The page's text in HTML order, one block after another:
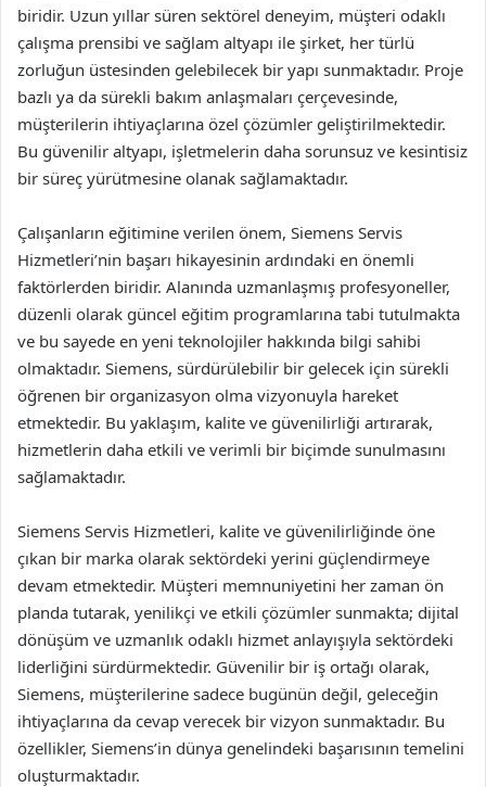
biridir. Uzun yıllar süren sektörel deneyim, müşteri odaklı
çalışma prensibi ve sağlam altyapı ile şirket, her türlü
zorluğun üstesinden gelebilecek bir yapı sunmaktadır. Proje
bazlı ya da sürekli bakım anlaşmaları çerçevesinde,
müşterilerin ihtiyaçlarına özel çözümler geliştirilmektedir.
Bu güvenilir altyapı, işletmelerin daha sorunsuz ve kesintisiz
bir süreç yürütmesine olanak sağlamaktadır.
Çalışanların eğitimine verilen önem, Siemens Servis
Hizmetleri’nin başarı hikayesinin ardındaki en önemli
faktörlerden biridir. Alanında uzmanlaşmış profesyoneller,
düzenli olarak güncel eğitim programlarına tabi tutulmakta
ve bu sayede en yeni teknolojiler hakkında bilgi sahibi
olmaktadır. Siemens, sürdürülebilir bir gelecek için sürekli
öğrenen bir organizasyon olma vizyonuyla hareket
etmektedir. Bu yaklaşım, kalite ve güvenilirliği artırarak,
hizmetlerin daha etkili ve verimli bir biçimde sunulmasını
sağlamaktadır.
Siemens Servis Hizmetleri, kalite ve güvenilirliğinde öne
çıkan bir marka olarak sektördeki yerini güçlendirmeye
devam etmektedir. Müşteri memnuniyetini her zaman ön
planda tutarak, yenilikçi ve etkili çözümler sunmakta; dijital
dönüşüm ve uzmanlık odaklı hizmet anlayışıyla sektördeki
liderliğini sürdürmektedir. Güvenilir bir iş ortağı olarak,
Siemens, müşterilerine sadece bugünün değil, geleceğin
ihtiyaçlarına da cevap verecek bir vizyon sunmaktadır. Bu
özellikler, Siemens’in dünya genelindeki başarısının temelini
oluşturmaktadır.